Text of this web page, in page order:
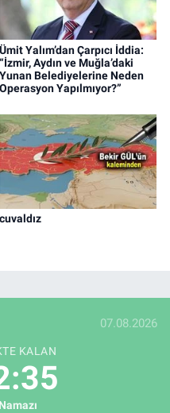
Ümit Yalım’dan Çarpıcı İddia:
“İzmir, Aydın ve Muğla’daki
Yunan Belediyelerine Neden
Operasyon Yapılmıyor?”
cuvaldız
07.08.2026
KALAN